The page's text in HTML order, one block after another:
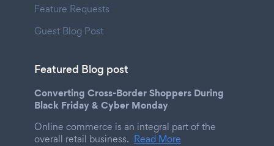
Feature Requests
Guest Blog Post
Featured Blog post
Converting Cross-Border Shoppers During
Black Friday & Cyber Monday
Online commerce is an integral part of the
overall retail business. Read More